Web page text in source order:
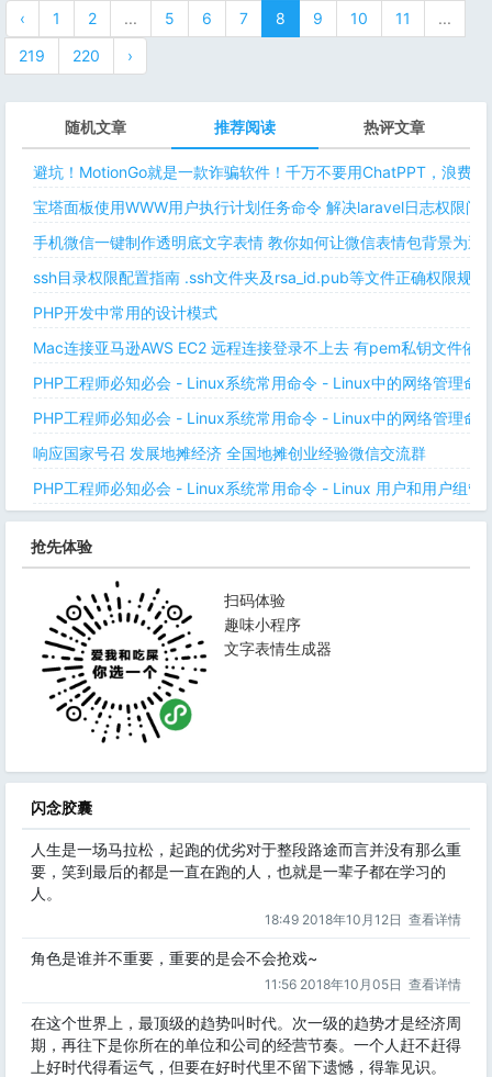
‹ 1 2 ... 5 6 7 8 9 10 11
...
219
220 ›
随机文章 推荐阅读 热评文章
避坑！MotionGo就是一款诈骗软件！千万不要用ChatPPT，浪费时
宝塔面板使用WWW用户执行计划任务命令 解决laravel日志权限问
手机微信一键制作透明底文字表情 教你如何让微信表情包背景为
ssh目录权限配置指南 .ssh文件夹及rsa_id.pub等文件正确权限规则
PHP开发中常用的设计模式
Mac连接亚马逊AWS EC2 远程连接登录不上去 有pem私钥文件依
PHP工程师必知必会 - Linux系统常用命令 - Linux中的网络管理命
PHP工程师必知必会 - Linux系统常用命令 - Linux中的网络管理命
响应国家号召 发展地摊经济 全国地摊创业经验微信交流群
PHP工程师必知必会 - Linux系统常用命令 - Linux 用户和用户组管
抢先体验
扫码体验
趣味小程序
文字表情生成器
闪念胶囊
人生是一场马拉松，起跑的优劣对于整段路途而言并没有那么重
要，笑到最后的都是一直在跑的人，也就是一辈子都在学习的
人。
18:49 2018年10月12日 查看详情
角色是谁并不重要，重要的是会不会抢戏~
11:56 2018年10月05日 查看详情
在这个世界上，最顶级的趋势叫时代。次一级的趋势才是经济周
期，再往下是你所在的单位和公司的经营节奏。一个人赶不赶得
上好时代得看运气，但要在好时代里不留下遗憾，得靠见识。